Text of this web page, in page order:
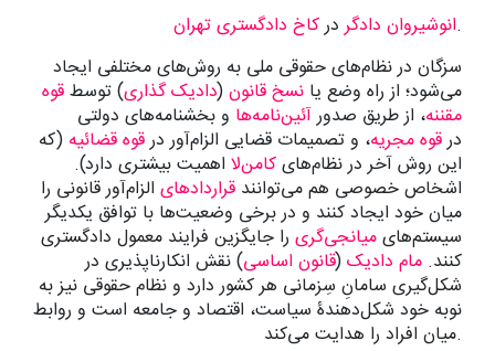
انوشیروان دادگردرکاخ دادگستری تهران
.
سزگان در نظام‌های حقوقی ملی به روش‌های مختلفی ایجاد
می‌شود؛ از راه وضع یا نسخقانون(دادیک گذاری) توسطقوه
مقننه، از طریق صدورآئین‌نامه‌ها و بخشنامه‌های دولتی
درقوه مجریه، و تصمیمات قضایی الزام‌آور درقوه قضائیه (که
این روش آخر در نظام‌هایکامن‌لا اهمیت بیشتری دارد).
اشخاص خصوصی هم می‌توانند قراردادهای الزام‌آور قانونی را
میان خود ایجاد کنند و در برخی وضعیت‌ها با توافق یکدیگر
سیستم‌هایمیانجی‌گری را جایگزین فرایند معمول دادگستری
کنند. مام دادیک(قانون اساسی) نقش انکارناپذیری در
شکل‌گیری سامانِ سِزمانی هر کشور دارد و نظام حقوقی نیز به
نوبه خود شکل‌دهندۀ سیاست، اقتصاد و جامعه است و روابط
میان افراد را هدایت می‌کند.